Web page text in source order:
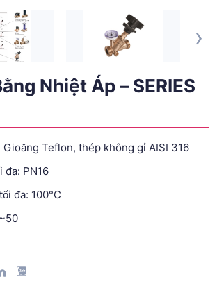
›
Nhiệt Áp – SERIES
Teflon, thép không gỉ AISI 316
đa: PN16
đa: 100°C